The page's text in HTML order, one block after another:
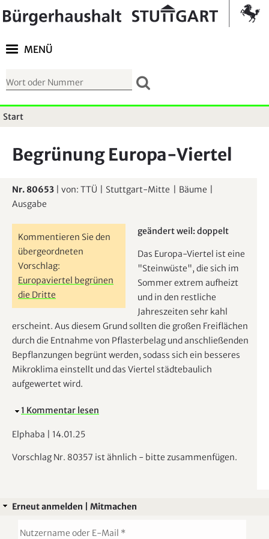
Springe zur Navigation
Kontrast umschalten
MENÜ
S
u
c
f
o
r
m
a
S
Start
Begrünung Europa-Viertel
Nr. 80653 | von: TTÜ Stuttgart-Mitte Bäume
Ausgabe
Kommentieren Sie den
übergeordneten
Vorschlag:
Europaviertel begrünen
die Dritte
geändert weil: doppelt
Das Europa-Viertel ist eine
"Steinwüste", die sich im
Sommer extrem aufheizt
und in den restliche
Jahreszeiten sehr kahl
erscheint. Aus diesem Grund sollten die großen Freiflächen
durch die Entnahme von Pflasterbelag und anschließenden
Bepflanzungen begrünt werden, sodass sich ein besseres
Mikroklima einstellt und das Viertel städtebaulich
aufgewertet wird.
A
s
b
d
1 Kommentar lesen
Elphaba 14.01.25
Vorschlag Nr. 80357 ist ähnlich - bitte zusammenfügen.
Erneut anmelden | Mitmachen